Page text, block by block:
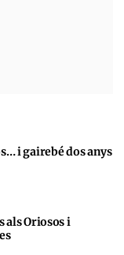
i gairebé dos anys
als Oriosos i